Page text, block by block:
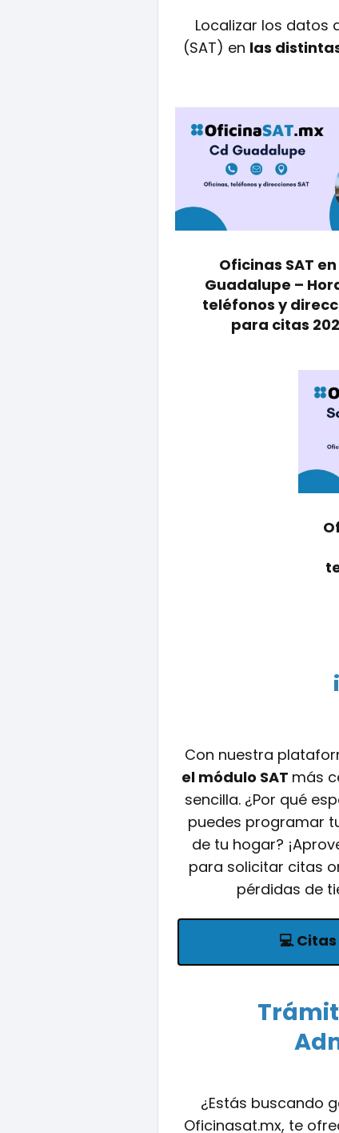
Localizar los datos
(SAT) en las
Oficinas SAT
Guadalupe –
teléfonos y
para citas
Con nuestra
el módulo SAT más
sencilla. ¿Por qué
puedes programar
de tu hogar?
para solicitar citas
pérdidas de
💻Citas
¿Estás buscando
Oficinasat.mx, te